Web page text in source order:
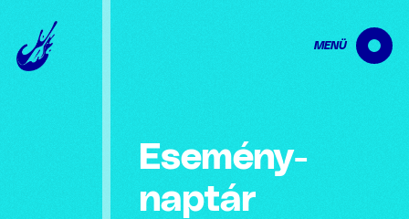
MENÜ
Esemény­
naptár